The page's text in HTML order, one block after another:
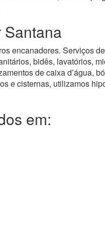
encanadores. Serviços
bidês, lavatórios,
de caixa d’água,
e cisternas, utilizamos
em: